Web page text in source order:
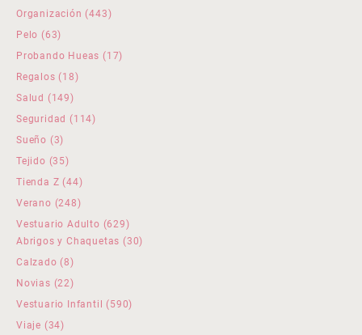
productos
Organización 443443
Pelo 6363
productos
Probando Hueas 1717
Regalos 1818
Salud 149149
productos
Seguridad 114114
Sueño 33
productos
Tejido 3535
productos
Tienda Z 4444
productos
Verano 248248
productos
Vestuario Adulto 629629
productos
Abrigos y Chaquetas 3030
Calzado 88
productos
Novias 2222
productos
Vestuario Infantil 590590
Viaje 3434